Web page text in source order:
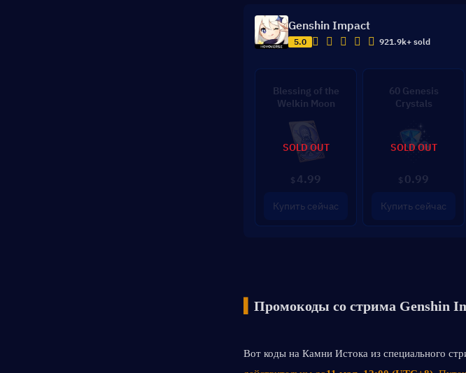
Genshin Impact
5.0 921.9k+ sold
Blessing of the
Welkin Moon
$ 4.99
Купить сейчас
SOLD OUT
60 Genesis
Crystals
$ 0.99
Купить сейчас
SOLD OUT
Промокоды со стрима Genshin
Вот коды на Камни Истока из специального